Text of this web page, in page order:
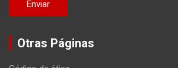
Otras Páginas